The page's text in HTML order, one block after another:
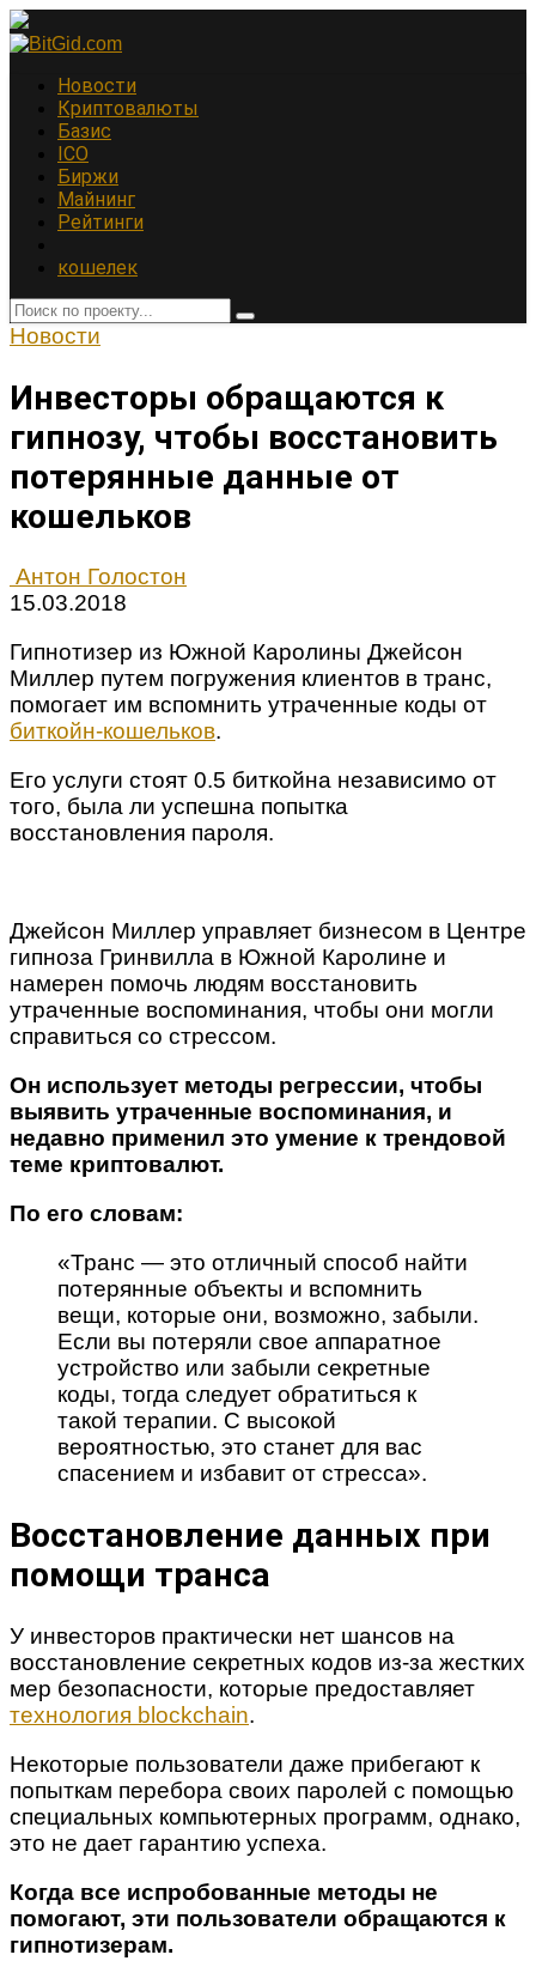
Новости
Криптовалюты
Базис
ICO
Биржи
Майнинг
Рейтинги
кошелек
Новости
Инвесторы обращаются к
гипнозу, чтобы восстановить
потерянные данные от
кошельков
Антон Голостон
15.03.2018
Гипнотизер из Южной Каролины Джейсон
Миллер путем погружения клиентов в транс,
помогает им вспомнить утраченные коды от
биткойн-кошельков.
Его услуги стоят 0.5 биткойна независимо от
того, была ли успешна попытка
восстановления пароля.
Джейсон Миллер управляет бизнесом в Центре
гипноза Гринвилла в Южной Каролине и
намерен помочь людям восстановить
утраченные воспоминания, чтобы они могли
справиться со стрессом.
Он использует методы регрессии, чтобы
выявить утраченные воспоминания, и
недавно применил это умение к трендовой
теме криптовалют.
По его словам:
«Транс — это отличный способ найти
потерянные объекты и вспомнить
вещи, которые они, возможно, забыли.
Если вы потеряли свое аппаратное
устройство или забыли секретные
коды, тогда следует обратиться к
такой терапии. С высокой
вероятностью, это станет для вас
спасением и избавит от стресса».
Восстановление данных при
помощи транса
У инвесторов практически нет шансов на
восстановление секретных кодов из-за жестких
мер безопасности, которые предоставляет
технология blockchain.
Некоторые пользователи даже прибегают к
попыткам перебора своих паролей с помощью
специальных компьютерных программ, однако,
это не дает гарантию успеха.
Когда все испробованные методы не
помогают, эти пользователи обращаются к
гипнотизерам.